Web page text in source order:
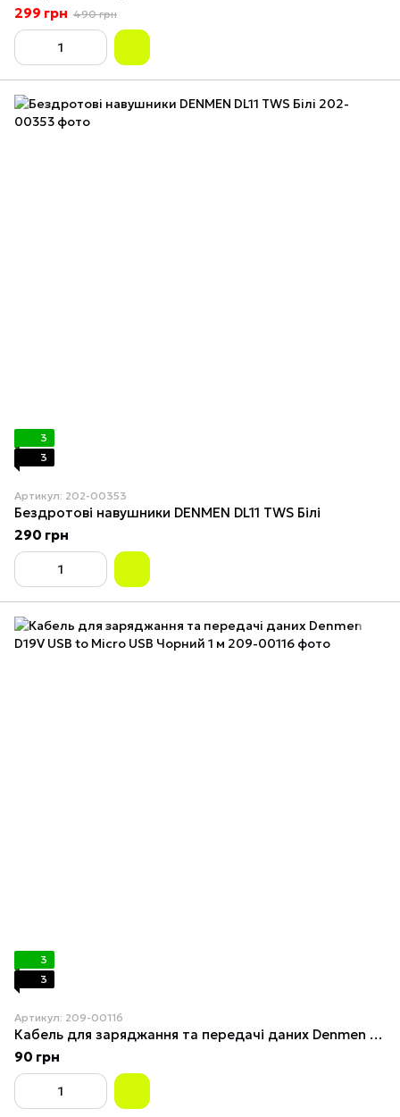
299 грн 490 грн
3
3
Артикул: 202-00353
Бездротові навушники DENMEN DL11 TWS Білі
290 грн
3
3
Артикул: 209-00116
Кабель для заряджання та передачі даних Denmen D19V USB to Micro USB Чорний 1 м
90 грн